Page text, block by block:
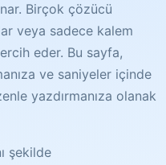
Birçok çözücü
veya sadece kalem
eder. Bu sayfa,
ve saniyeler içinde
yazdırmanıza olanak
şekilde